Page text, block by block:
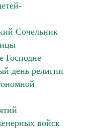
Сочельник
Господне
день религии
войск